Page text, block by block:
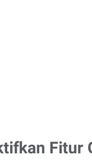
Fitur